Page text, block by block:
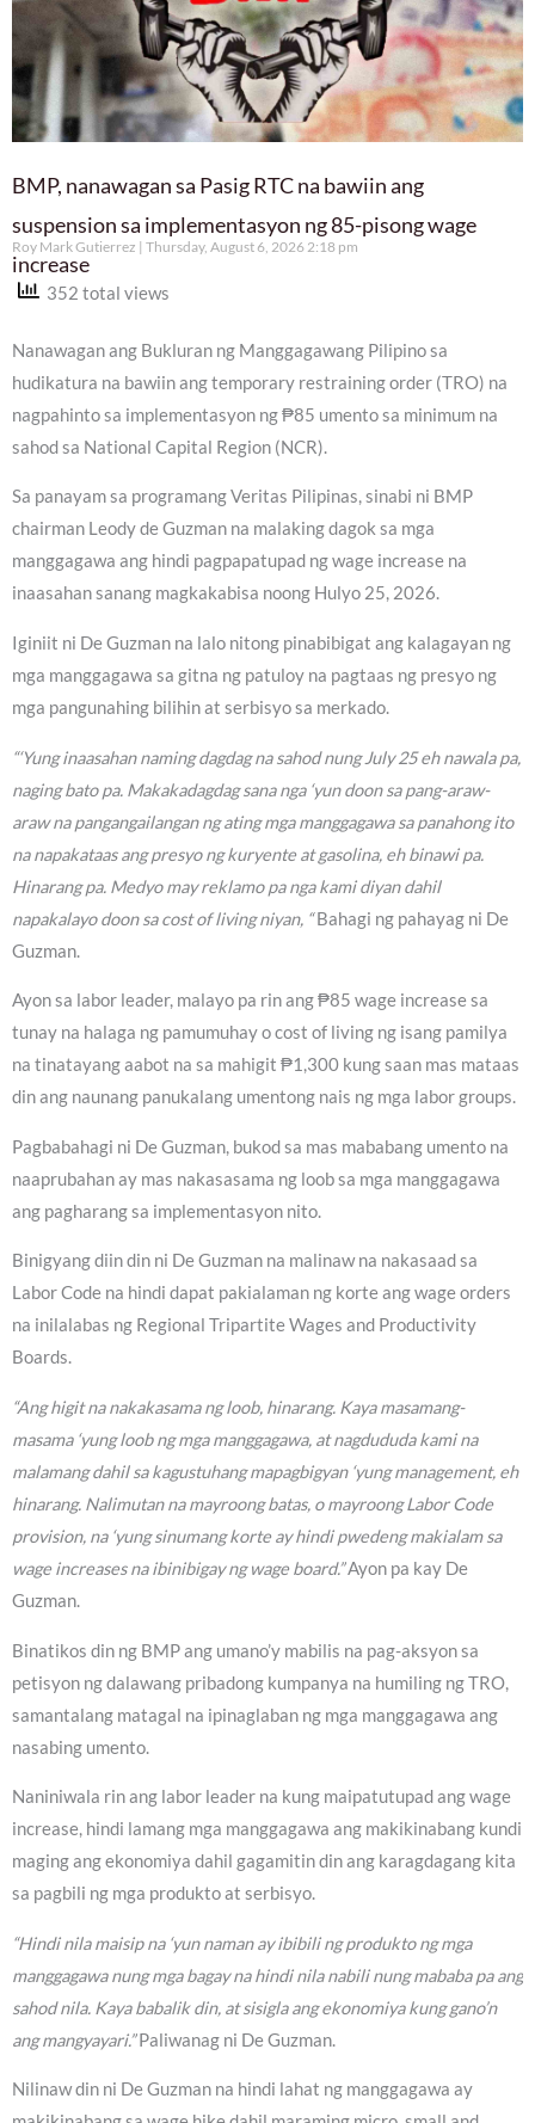
BMP, nanawagan sa Pasig RTC na bawiin ang
suspension sa implementasyon ng 85-pisong wage
increase
Roy Mark Gutierrez Thursday, August 6, 2026 2:18 pm
352 total views
Nanawagan ang Bukluran ng Manggagawang Pilipino sa
hudikatura na bawiin ang temporary restraining order (TRO) na
nagpahinto sa implementasyon ng ₱85 umento sa minimum na
sahod sa National Capital Region (NCR).
Sa panayam sa programang Veritas Pilipinas, sinabi ni BMP
chairman Leody de Guzman na malaking dagok sa mga
manggagawa ang hindi pagpapatupad ng wage increase na
inaasahan sanang magkakabisa noong Hulyo 25, 2026.
Iginiit ni De Guzman na lalo nitong pinabibigat ang kalagayan ng
mga manggagawa sa gitna ng patuloy na pagtaas ng presyo ng
mga pangunahing bilihin at serbisyo sa merkado.
“‘Yung inaasahan naming dagdag na sahod nung July 25 eh nawala pa,
naging bato pa. Makakadagdag sana nga ‘yun doon sa pang-araw-
araw na pangangailangan ng ating mga manggagawa sa panahong ito
na napakataas ang presyo ng kuryente at gasolina, eh binawi pa.
Hinarang pa. Medyo may reklamo pa nga kami diyan dahil
napakalayo doon sa cost of living niyan, “Bahagi ng pahayag ni De
Guzman.
Ayon sa labor leader, malayo pa rin ang ₱85 wage increase sa
tunay na halaga ng pamumuhay o cost of living ng isang pamilya
na tinatayang aabot na sa mahigit ₱1,300 kung saan mas mataas
din ang naunang panukalang umentong nais ng mga labor groups.
Pagbabahagi ni De Guzman, bukod sa mas mababang umento na
naaprubahan ay mas nakasasama ng loob sa mga manggagawa
ang pagharang sa implementasyon nito.
Binigyang diin din ni De Guzman na malinaw na nakasaad sa
Labor Code na hindi dapat pakialaman ng korte ang wage orders
na inilalabas ng Regional Tripartite Wages and Productivity
Boards.
“Ang higit na nakakasama ng loob, hinarang. Kaya masamang-
masama ‘yung loob ng mga manggagawa, at nagdududa kami na
malamang dahil sa kagustuhang mapagbigyan ‘yung management, eh
hinarang. Nalimutan na mayroong batas, o mayroong Labor Code
provision, na ‘yung sinumang korte ay hindi pwedeng makialam sa
wage increases na ibinibigay ng wage board.”Ayon pa kay De
Guzman.
Binatikos din ng BMP ang umano’y mabilis na pag-aksyon sa
petisyon ng dalawang pribadong kumpanya na humiling ng TRO,
samantalang matagal na ipinaglaban ng mga manggagawa ang
nasabing umento.
Naniniwala rin ang labor leader na kung maipatutupad ang wage
increase, hindi lamang mga manggagawa ang makikinabang kundi
maging ang ekonomiya dahil gagamitin din ang karagdagang kita
sa pagbili ng mga produkto at serbisyo.
“Hindi nila maisip na ‘yun naman ay ibibili ng produkto ng mga
manggagawa nung mga bagay na hindi nila nabili nung mababa pa ang
sahod nila. Kaya babalik din, at sisigla ang ekonomiya kung gano’n
ang mangyayari.”Paliwanag ni De Guzman.
Nilinaw din ni De Guzman na hindi lahat ng manggagawa ay